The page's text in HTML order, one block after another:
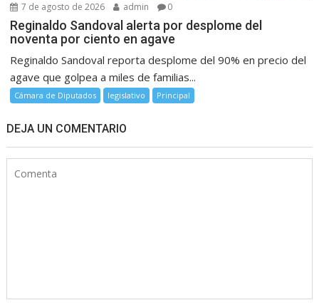
7 de agosto de 2026 admin 0
Reginaldo Sandoval alerta por desplome del
noventa por ciento en agave
Reginaldo Sandoval reporta desplome del 90% en precio del
agave que golpea a miles de familias...
Cámara de Diputados legislativo Principal
DEJA UN COMENTARIO